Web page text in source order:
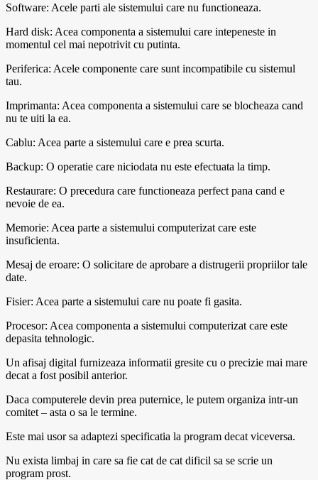
Software: Acele parti ale sistemului care nu functioneaza.
Hard disk: Acea componenta a sistemului care intepeneste in
momentul cel mai nepotrivit cu putinta.
Periferica: Acele componente care sunt incompatibile cu sistemul
tau.
Imprimanta: Acea componenta a sistemului care se blocheaza cand
nu te uiti la ea.
Cablu: Acea parte a sistemului care e prea scurta.
Backup: O operatie care niciodata nu este efectuata la timp.
Restaurare: O precedura care functioneaza perfect pana cand e
nevoie de ea.
Memorie: Acea parte a sistemului computerizat care este
insuficienta.
Mesaj de eroare: O solicitare de aprobare a distrugerii propriilor tale
date.
Fisier: Acea parte a sistemului care nu poate fi gasita.
Procesor: Acea componenta a sistemului computerizat care este
depasita tehnologic.
Un afisaj digital furnizeaza informatii gresite cu o precizie mai mare
decat a fost posibil anterior.
Daca computerele devin prea puternice, le putem organiza intr-un
comitet – asta o sa le termine.
Este mai usor sa adaptezi specificatia la program decat viceversa.
Nu exista limbaj in care sa fie cat de cat dificil sa se scrie un
program prost.